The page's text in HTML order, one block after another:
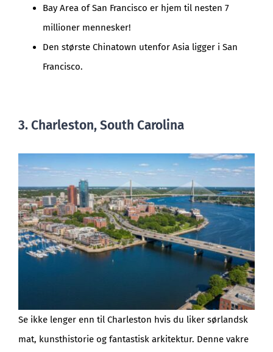
Bay Area of San Francisco er hjem til nesten 7
millioner mennesker!
Den største Chinatown utenfor Asia ligger i San
Francisco.
3. Charleston, South Carolina
Se ikke lenger enn til Charleston hvis du liker sørlandsk
mat, kunsthistorie og fantastisk arkitektur. Denne vakre